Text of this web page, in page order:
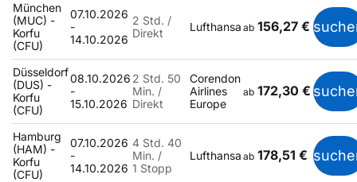
München
(MUC) -
Korfu
(CFU)
07.10.2026
-
14.10.2026
2 Std. /
Direkt
Lufthansa ab 156,27 €
Düsseldorf
(DUS) -
Korfu
(CFU)
08.10.2026
-
15.10.2026
2 Std. 50
Min. /
Direkt
Corendon
Airlines
Europe
ab 172,30 €
Hamburg
(HAM) -
Korfu
(CFU)
07.10.2026
-
14.10.2026
4 Std. 40
Min. /
1 Stopp
Lufthansa ab 178,51 €